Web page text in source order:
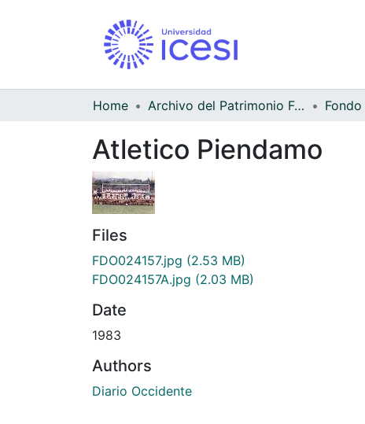
Home Archivo del Patrimonio Fotográfico y Fílmico del Valle del Cauca
Atletico Piendamo
Files
FDO024157.jpg (2.53 MB)
FDO024157A.jpg (2.03 MB)
Date
1983
Authors
Diario Occidente